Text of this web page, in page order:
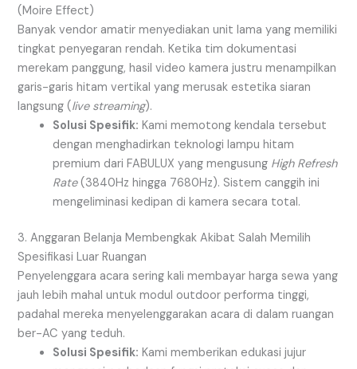
(Moire Effect)
Banyak vendor amatir menyediakan unit lama yang memiliki
tingkat penyegaran rendah. Ketika tim dokumentasi
merekam panggung, hasil video kamera justru menampilkan
garis-garis hitam vertikal yang merusak estetika siaran
langsung (live streaming).
Solusi Spesifik: Kami memotong kendala tersebut
dengan menghadirkan teknologi lampu hitam
premium dari FABULUX yang mengusung High Refresh
Rate(3840Hz hingga 7680Hz). Sistem canggih ini
mengeliminasi kedipan di kamera secara total.
3. Anggaran Belanja Membengkak Akibat Salah Memilih
Spesifikasi Luar Ruangan
Penyelenggara acara sering kali membayar harga sewa yang
jauh lebih mahal untuk modul outdoor performa tinggi,
padahal mereka menyelenggarakan acara di dalam ruangan
ber-AC yang teduh.
Solusi Spesifik: Kami memberikan edukasi jujur